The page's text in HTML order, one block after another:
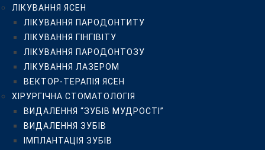
СИНУС-ЛІФТИНГ
НАРОЩУВАННЯ КІСТКИ ЩЕЛЕП
ЛІКУВАННЯ ПЕРИКОРОНІТУ
ЛІКУВАННЯ АЛЬВЕОЛІТУ
ГІГІЄНА ПОРОЖНИНИ РОТА
AIR FLOW – ПРОФЕСІЙНЕ ЧИЩЕННЯ ЗУБІВ ВІД
ВИДАЛЕННЯ ЗУБНОГО КАМЕНЮ
ДІАГНОСТИКА ЗУБІВ DIAGNODENT KAVO
ОЗОНОТЕРАПІЯ HEALOZONE
ДИТЯЧА СТОМАТОЛОГІЯ
ЛІКУВАННЯ ЯСЕН
ЛІКУВАННЯ ПАРОДОНТИТУ
ЛІКУВАННЯ ГІНГІВІТУ
ЛІКУВАННЯ ПАРОДОНТОЗУ
ЛІКУВАННЯ ЛАЗЕРОМ
ВЕКТОР-ТЕРАПІЯ ЯСЕН
ХІРУРГІЧНА СТОМАТОЛОГІЯ
ВИДАЛЕННЯ “ЗУБІВ МУДРОСТІ”
ВИДАЛЕННЯ ЗУБІВ
ІМПЛАНТАЦІЯ ЗУБІВ